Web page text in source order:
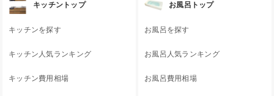
キッチントップ
キッチンを探す
キッチン人気ランキング
キッチン費用相場
お風呂トップ
お風呂を探す
お風呂人気ランキング
お風呂費用相場